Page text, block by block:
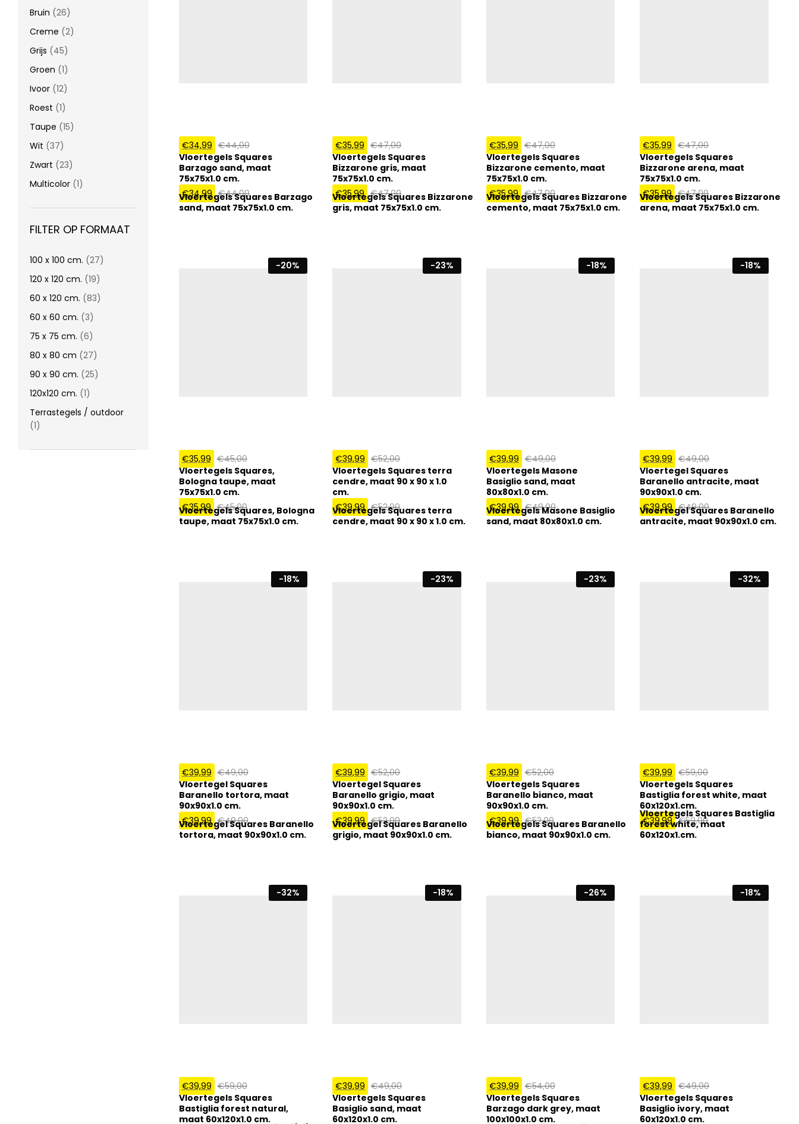
Vloertegels Squares Barzago
sand, maat 75x75x1.0 cm.
€34,99 €44,00
Vloertegels Squares
Barzago sand, maat
75x75x1.0 cm.
€34,99 €44,00
Vloertegels Squares Bizzarone
gris, maat 75x75x1.0 cm.
€35,99 €47,00
Vloertegels Squares
Bizzarone gris, maat
75x75x1.0 cm.
€35,99 €47,00
Vloertegels Squares Bizzarone
cemento, maat 75x75x1.0 cm.
€35,99 €47,00
Vloertegels Squares
Bizzarone cemento, maat
75x75x1.0 cm.
€35,99 €47,00
Vloertegels Squares Bizzarone
arena, maat 75x75x1.0 cm.
€35,99 €47,00
Vloertegels Squares
Bizzarone arena, maat
75x75x1.0 cm.
€35,99 €47,00
-20%
Vloertegels Squares, Bologna
taupe, maat 75x75x1.0 cm.
€35,99 €45,00
Vloertegels Squares,
Bologna taupe, maat
75x75x1.0 cm.
€35,99 €45,00
-23%
Vloertegels Squares terra
cendre, maat 90 x 90 x 1.0 cm.
€39,99 €52,00
Vloertegels Squares terra
cendre, maat 90 x 90 x 1.0
cm.
€39,99 €52,00
-18%
Vloertegels Masone Basiglio
sand, maat 80x80x1.0 cm.
€39,99 €49,00
Vloertegels Masone
Basiglio sand, maat
80x80x1.0 cm.
€39,99 €49,00
-18%
Vloertegel Squares Baranello
antracite, maat 90x90x1.0 cm.
€39,99 €49,00
Vloertegel Squares
Baranello antracite, maat
90x90x1.0 cm.
€39,99 €49,00
-18%
Vloertegel Squares Baranello
tortora, maat 90x90x1.0 cm.
€39,99 €49,00
Vloertegel Squares
Baranello tortora, maat
90x90x1.0 cm.
€39,99 €49,00
-23%
Vloertegel Squares Baranello
grigio, maat 90x90x1.0 cm.
€39,99 €52,00
Vloertegel Squares
Baranello grigio, maat
90x90x1.0 cm.
€39,99 €52,00
-23%
Vloertegels Squares Baranello
bianco, maat 90x90x1.0 cm.
€39,99 €52,00
Vloertegels Squares
Baranello bianco, maat
90x90x1.0 cm.
€39,99 €52,00
-32%
Vloertegels Squares Bastiglia
forest white, maat
60x120x1.cm.
€39,99 €59,00
Vloertegels Squares
Bastiglia forest white, maat
60x120x1.cm.
€39,99 €59,00
-32%
€39,99 €59,00
Vloertegels Squares
Bastiglia forest natural,
maat 60x120x1.0 cm.
-18%
€39,99 €49,00
Vloertegels Squares
Basiglio sand, maat
60x120x1.0 cm.
-26%
€39,99 €54,00
Vloertegels Squares
Barzago dark grey, maat
100x100x1.0 cm.
-18%
€39,99 €49,00
Vloertegels Squares
Basiglio ivory, maat
60x120x1.0 cm.
Bruin (26)
Creme (2)
Grijs (45)
Groen (1)
Ivoor (12)
Roest (1)
Taupe (15)
Wit (37)
Zwart (23)
Multicolor (1)
FILTER OP FORMAAT
100 x 100 cm. (27)
120 x 120 cm. (19)
60 x 120 cm. (83)
60 x 60 cm. (3)
75 x 75 cm. (6)
80 x 80 cm (27)
90 x 90 cm. (25)
120x120 cm. (1)
Terrastegels / outdoor
(1)